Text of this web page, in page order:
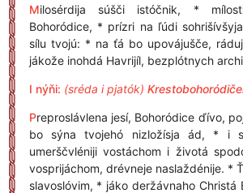
Milosérdija súšči istóčnik, *
Bohoródice, * prízri na ľúdi
sílu tvojú: * na ťá bo upovájušče,
jákože inohdá Havrijíl, bezplótnych
I nýňi: (sréda i pjatók)
Preproslávlena jesí, Bohoródice ďívo,
bo sýna tvojehó nizložísja ád, * i
umerščvléniji vostáchom i životá
vosprijáchom, drévneje naslaždénije. *
slavoslóvim, * jáko deržávnaho Christá